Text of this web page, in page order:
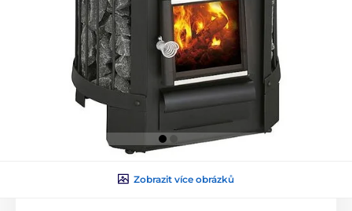
Zobrazit více obrázků